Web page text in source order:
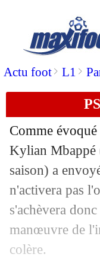
Actu foot> L1 >
Comme
Kylian Mbappé
saison) a
n'activera pas
s'achèvera
manœuvre de
colère.
PSG:
13/06 Chelsea
13/06 Atalanta
13/06 PSG :
13/06 Al-
13/06 PSG:
OM :
13/06 OM